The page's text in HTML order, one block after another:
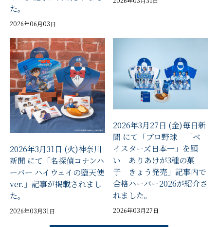
た。
2026年06月03日
2026年3月31日 (火)神奈川
新聞 にて「名探偵コナンハ
ーバー ハイウェイの堕天使
ver.」記事が掲載されまし
た。
2026年03月31日
2026年3月27日 (金)毎日新
聞 にて「プロ野球 「ベ
イスターズ日本一」を願
い ありあけが3種の菓
子 きょう発売」記事内で
合格ハーバー2026が紹介さ
れました。
2026年03月27日